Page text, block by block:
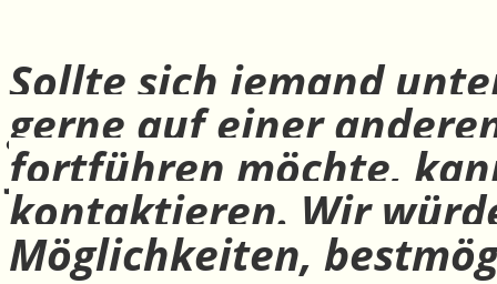
Sollte sich jemand
gerne auf einer
fortführen möchte,
kontaktieren. Wir
Möglichkeiten,